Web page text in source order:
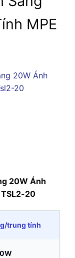
MPE
20W Ánh
20
trung tính